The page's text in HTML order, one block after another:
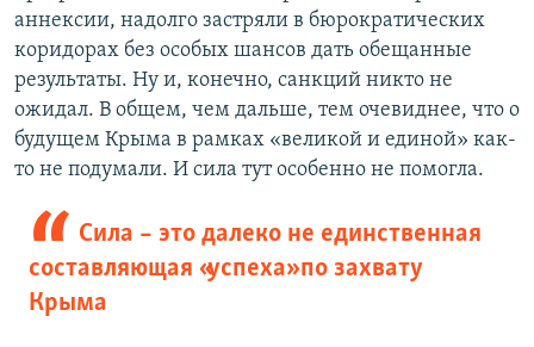
аннексии, надолго застряли в бюрократических
коридорах без особых шансов дать обещанные
результаты. Ну и, конечно, санкций никто не
ожидал. В общем, чем дальше, тем очевиднее, что о
будущем Крыма в рамках «великой и единой» как-
то не подумали. И сила тут особенно не помогла.
Сила – это далеко не единственная
составляющая «успеха» по захвату
Крыма